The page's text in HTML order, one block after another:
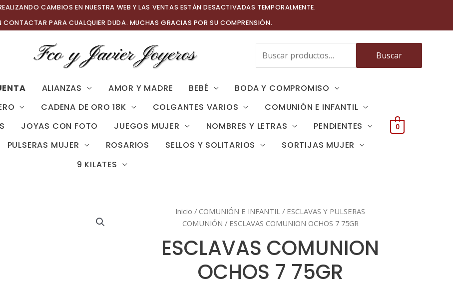
CAMBIOS EN NUESTRA WEB Y LAS VENTAS ESTÁN DESACTIVADAS TEMPORALMENTE.
CONTACTAR PARA CUALQUIER DUDA. MUCHAS GRACIAS POR SU COMPRENSIÓN.
Buscar
por:
Buscar
ALIANZAS AMOR Y MADRE BEBÉ
BODA Y COMPROMISO
CADENA DE ORO 18K COLGANTES VARIOS
COMUNIÓN E INFANTIL
JOYAS CON FOTO JUEGOS MUJER NOMBRES Y LETRAS
PENDIENTES
PULSERAS MUJER ROSARIOS SELLOS Y SOLITARIOS
SORTIJAS MUJER
9 KILATES
0
Inicio / COMUNIÓN E INFANTIL / ESCLAVAS Y PULSERAS
COMUNIÓN / ESCLAVAS COMUNION OCHOS 7 75GR
ESCLAVAS COMUNION
OCHOS 7 75GR